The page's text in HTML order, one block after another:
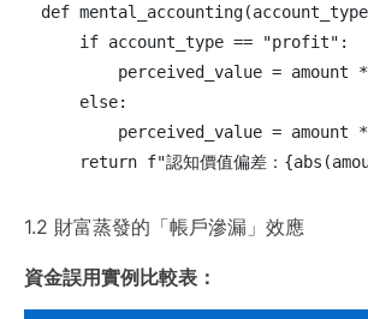
def
if account_type == "profit":
perceived_value = amount *
else:
perceived_value = amount *
return f"認知價值偏差：
1.2 財富蒸發的「帳戶滲漏」效應
資金誤用實例比較表：